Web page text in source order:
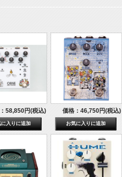
58,850円(税込) 価格：46,750円(税込)